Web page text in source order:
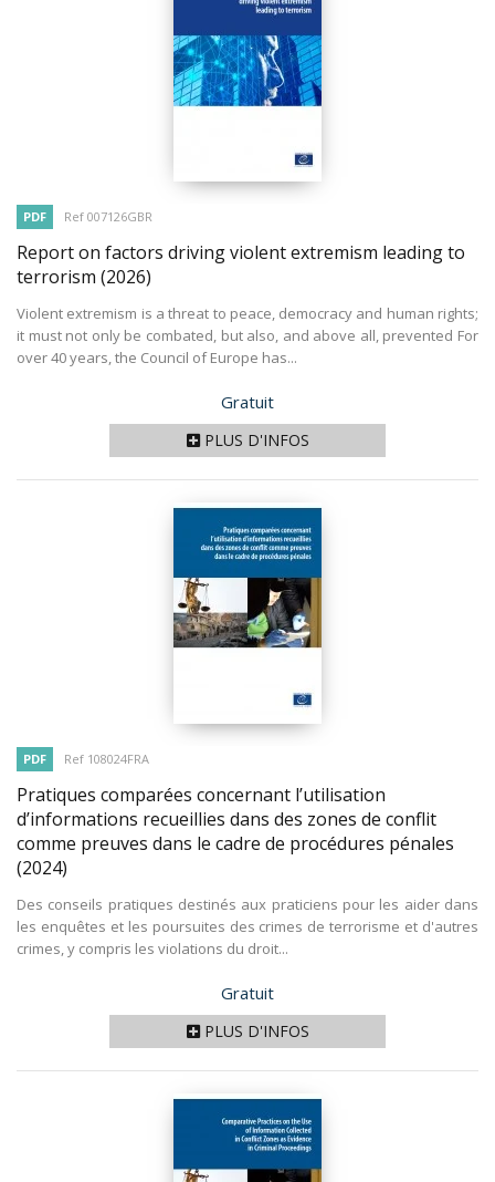
PDF Ref 007126GBR
Report on factors driving violent extremism leading to
terrorism (2026)
Violent extremism is a threat to peace, democracy and human rights;
it must not only be combated, but also, and above all, prevented For
over 40 years, the Council of Europe has...
Prix
Gratuit
PLUS D'INFOS
PDF Ref 108024FRA
Pratiques comparées concernant l’utilisation
d’informations recueillies dans des zones de conflit
comme preuves dans le cadre de procédures pénales
(2024)
Des conseils pratiques destinés aux praticiens pour les aider dans
les enquêtes et les poursuites des crimes de terrorisme et d'autres
crimes, y compris les violations du droit...
Prix
Gratuit
PLUS D'INFOS